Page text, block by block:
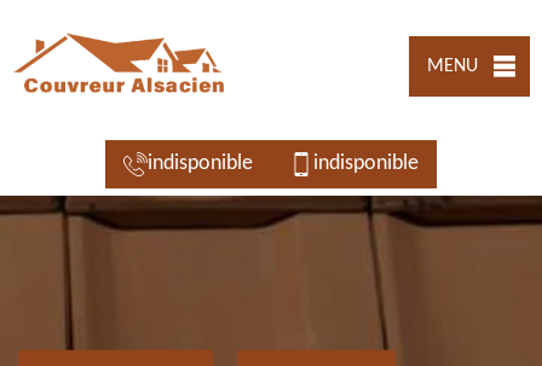
MENU
indisponible indisponible